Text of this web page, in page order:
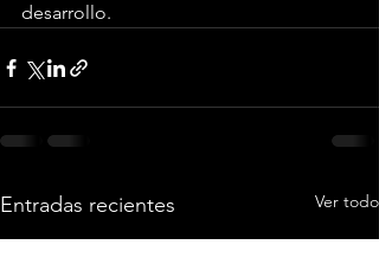
desarrollo.
Entradas recientes Ver todo